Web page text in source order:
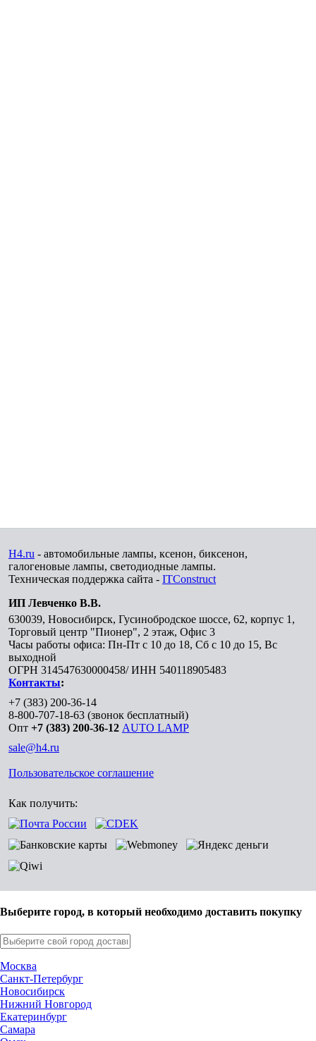
H4.ru - автомобильные лампы, ксенон, биксенон,
галогеновые лампы, светодиодные лампы.
Техническая поддержка сайта - ITConstruct
ИП Левченко В.В.
630039, Новосибирск, Гусинобродское шоссе, 62, корпус 1,
Торговый центр "Пионер", 2 этаж, Офис 3
Часы работы офиса: Пн-Пт с 10 до 18, Сб с 10 до 15, Вс
выходной
ОГРН 314547630000458/ ИНН 540118905483
Контакты:
+7 (383) 200-36-14
8-800-707-18-63 (звонок бесплатный)
Опт +7 (383) 200-36-12 AUTO LAMP
sale@h4.ru
Пользовательское соглашение
Как получить:
Выберите город, в который необходимо доставить покупку
Москва
Санкт-Петербург
Новосибирск
Нижний Новгород
Екатеринбург
Самара